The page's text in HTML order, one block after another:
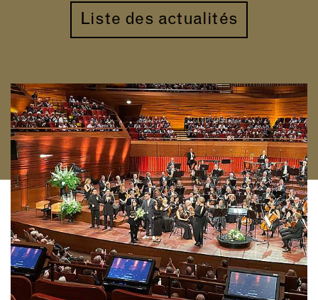
Liste des actualités